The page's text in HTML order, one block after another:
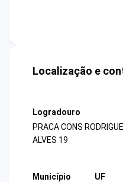
Localização e
Logradouro
PRACA CONS
ALVES 19
Município
UF